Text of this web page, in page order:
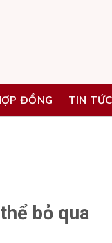
ĐỒNG TIN TỨC
bỏ qua